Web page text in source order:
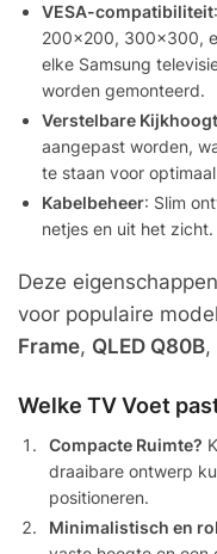
VESA-compatibiliteit
200×200, 300×300,
elke Samsung
worden gemonteerd.
Verstelbare
aangepast worden,
te staan voor
Kabelbeheer: Slim
netjes en uit het zicht.
Deze
voor populaire
Frame, QLED Q80B,
Welke TV Voet
Compacte Ruimte?
draaibare ontwerp
positioneren.
Minimalistisch en